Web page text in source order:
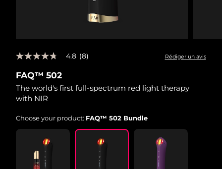
4.8
sur
5,
valeur
de
note
moyenne.
Read
Reviews.
4.8 (8) Rédiger un avis
FAQ™ 502
The world's first full-spectrum red light therapy
with NIR
Choose your product: FAQ™ 502 Bundle